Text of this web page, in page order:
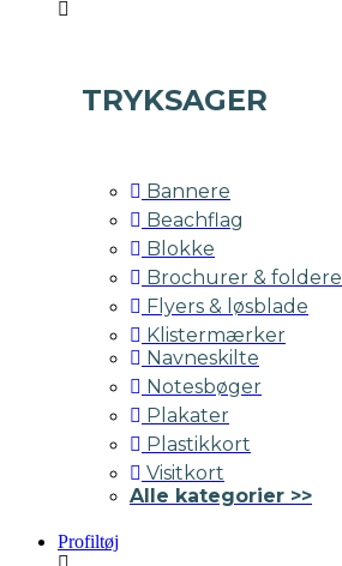
TRYKSAGER
Bannere
Beachflag
Blokke
Brochurer & foldere
Flyers & løsblade
Klistermærker
Navneskilte
Notesbøger
Plakater
Plastikkort
Visitkort
Alle kategorier >>
Profiltøj